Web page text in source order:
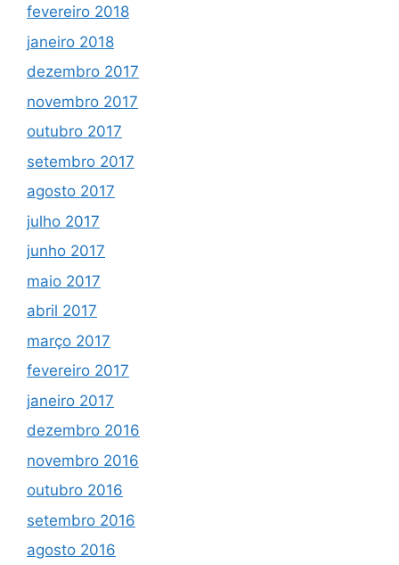
fevereiro 2018
janeiro 2018
dezembro 2017
novembro 2017
outubro 2017
setembro 2017
agosto 2017
julho 2017
junho 2017
maio 2017
abril 2017
março 2017
fevereiro 2017
janeiro 2017
dezembro 2016
novembro 2016
outubro 2016
setembro 2016
agosto 2016